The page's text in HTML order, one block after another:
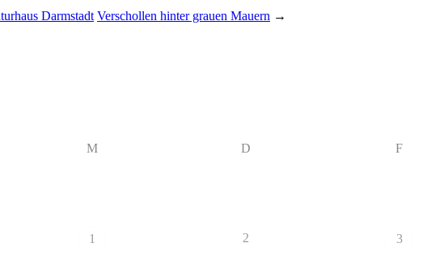
Darmstadt Verschollen hinter grauen Mauern →
M D F
1 2 3